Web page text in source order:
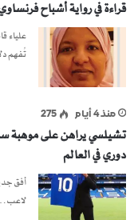
قراءة في رواية أشباح
علياء
تُفهم
منذ 4 أيام 275
تشيلسي يراهن على موهبة
دوري في العالم
أفق